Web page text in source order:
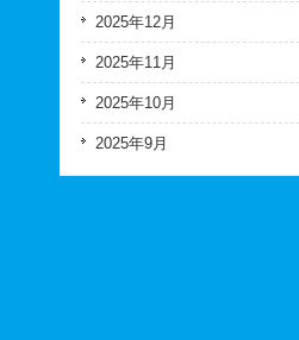
2025年12月
2025年11月
2025年10月
2025年9月